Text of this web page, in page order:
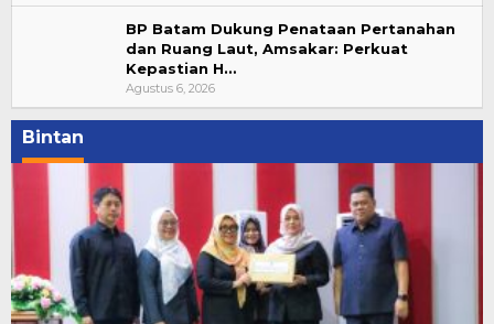
BP Batam Dukung Penataan Pertanahan
dan Ruang Laut, Amsakar: Perkuat
Kepastian H…
Agustus 6, 2026
Bintan